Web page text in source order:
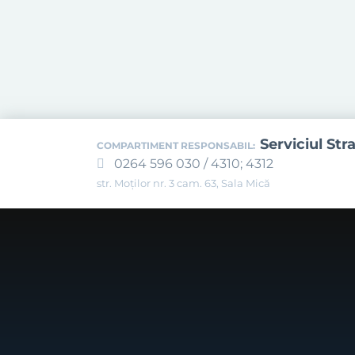
COMPARTIMENT RESPONSABIL: Serviciul
0264 596 030 / 4310; 4312
str. Moților nr. 3 cam. 63, Sala Mică